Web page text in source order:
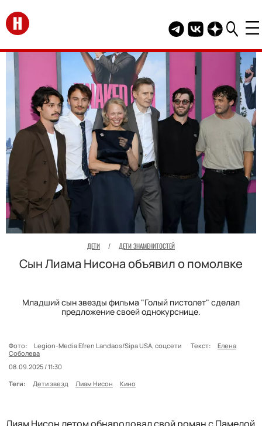
Перейти на главную
Telegram канал
Группа HELLO
Канал
ДЕТИ / ДЕТИ ЗНАМЕНИТОСТЕЙ
Сын Лиама Нисона объявил о помолвке
Младший сын звезды фильма "Голый пистолет" сделал
предложение своей однокурснице.
Фото: Legion-Media Efren Landaos/Sipa USA, соцсети Текст:
Елена
Соболева
08.09.2025 / 11:30
Теги:
Дети звезд Лиам Нисон Кино
Лиам Нисон летом обнародовал свой роман с Памелой